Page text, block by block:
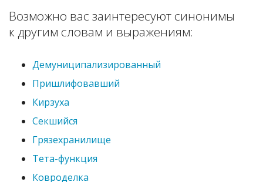
Возможно вас заинтересуют синонимы
к другим словам и выражениям:
Демуниципализированный
Пришлифовавший
Кирзуха
Секшийся
Грязехранилище
Тета-функция
Ковроделка